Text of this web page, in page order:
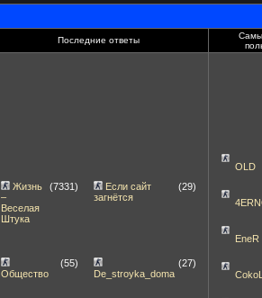
Последние ответы
Жизнь
–
Веселая
Штука
(7331)
Если сайт
загнётся
(29)
Общество
(55)
De_stroyka_doma
(27)
OLD
EneR